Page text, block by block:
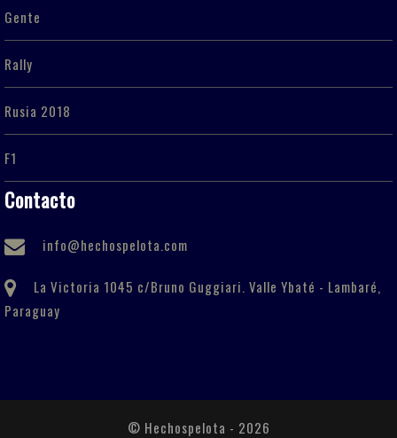
Gente
Rally
Rusia 2018
F1
Contacto
info@hechospelota.com
La Victoria 1045 c/Bruno Guggiari. Valle Ybaté - Lambaré,
Paraguay
© Hechospelota - 2026